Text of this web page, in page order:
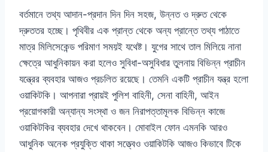
বর্তমানে তথ্য আদান-প্রদান দিন দিন সহজ, উন্নত ও দ্রুত থেকে
দ্রুততর হচ্ছে। পৃথিবীর এক প্রান্ত থেকে অন্য প্রান্তে তথ্য পাঠাতে
মাত্র মিলিসেকেন্ড পরিমাণ সময়ই যথেষ্ট। যুগের সাথে তাল মিলিয়ে নানা
ক্ষেত্রে আধুনিকায়ন করা হলেও সুবিধা-অসুবিধার তুলনায় বিভিন্ন প্রাচীন
যন্ত্রের ব্যবহার আজও প্রচলিত রয়েছে। তেমনি একটি প্রাচীন যন্ত্র হলো
ওয়াকিটকি। আপনারা প্রায়ই পুলিশ বাহিনী, সেনা বাহিনী, আইন
প্রয়োগকারী অন্যান্য সংস্থা ও জন নিরাপত্তামূলক বিভিন্ন কাজে
ওয়াকিটকির ব্যবহার দেখে থাকবেন। মোবাইল ফোন এমনকি আরও
আধুনিক অনেক প্রযুক্তি থাকা সত্ত্বেও ওয়াকিটকি আজও কিভাবে টিকে